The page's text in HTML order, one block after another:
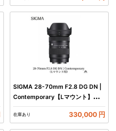
SIGMA 28-70mm F2.8 DG DN |
Contemporary【Lマウント】カメ
ラ レンズ 家電
在庫あり 330,000 円